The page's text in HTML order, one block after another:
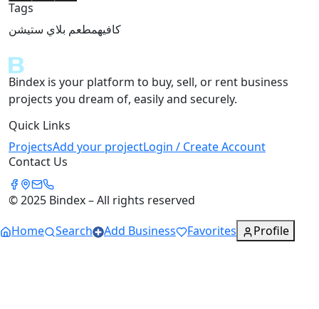
Tags
كافيهمطعم بلاي ستيشن
Bindex is your platform to buy, sell, or rent business
projects you dream of, easily and securely.
Quick Links
ProjectsAdd your projectLogin / Create Account
Contact Us
© 2025 Bindex – All rights reserved
Home
Search Add Business Favorites Profile